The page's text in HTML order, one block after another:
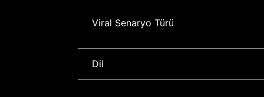
Viral Senaryo Türü
Dil